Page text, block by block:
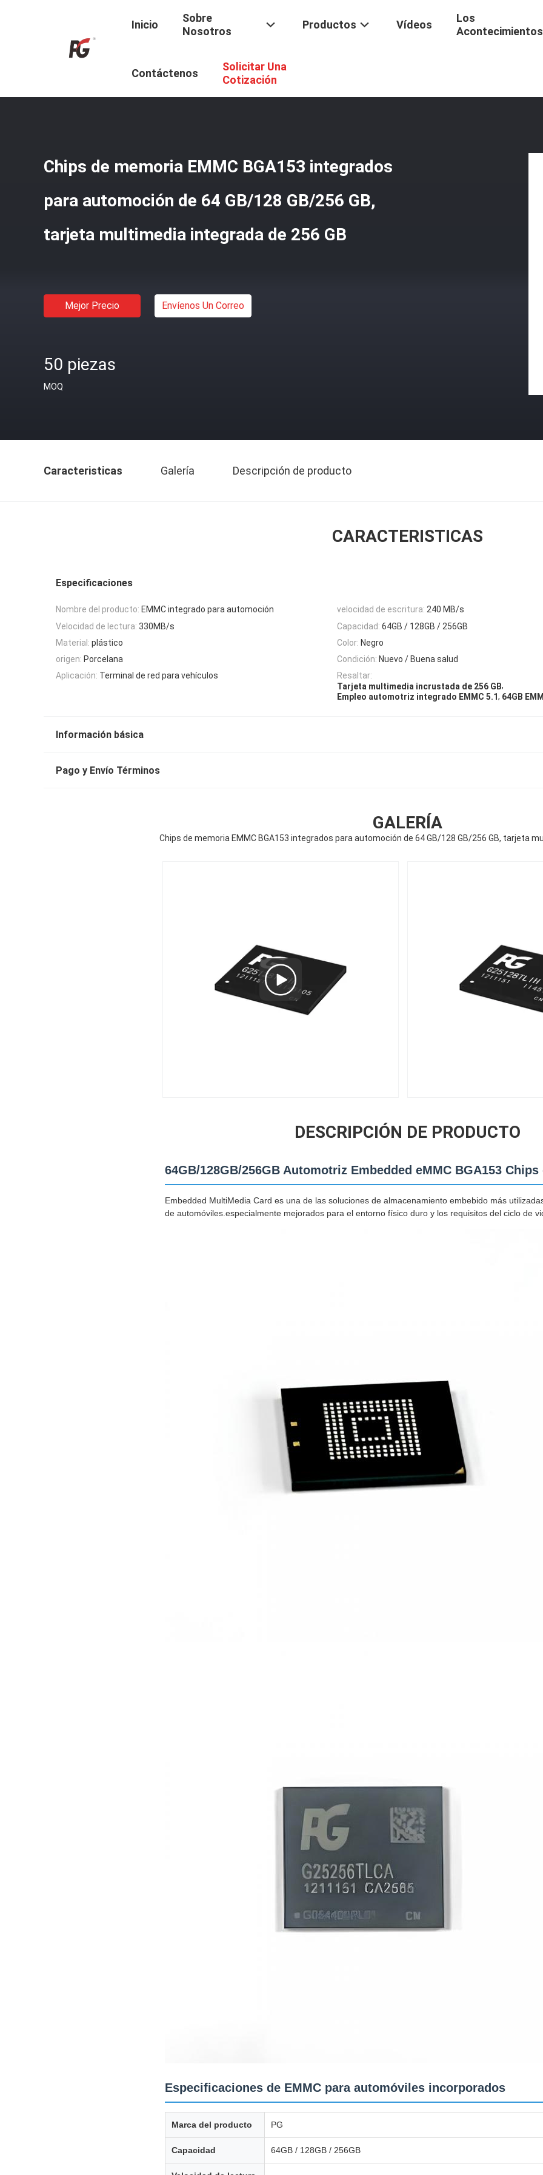
Inicio
Sobre
Nosotros
Productos Vídeos
Los
Acontecimientos
Contáctenos
Solicitar Una
Cotización
EMMC5.1 De Grado Automotriz / Chips De Memoria EMMC BGA153 Integrados Para Automoción De 64
Chips de memoria EMMC BGA153 integrados
para automoción de 64 GB/128 GB/256 GB,
tarjeta multimedia integrada de 256 GB
Mejor Precio Envíenos Un Correo
50 piezas
MOQ
Caracteristicas Galería Descripción de producto
CARACTERISTICAS
Especificaciones
Nombre del producto: EMMC integrado para automoción velocidad de escritura: 240 MB/s
Velocidad de lectura: 330MB/s Capacidad: 64GB / 128GB / 256GB
Material: plástico Color: Negro
origen: Porcelana Condición: Nuevo / Buena salud
Aplicación: Terminal de red para vehículos
Resaltar:
Tarjeta multimedia incrustada de 256 GB,
Empleo automotriz integrado EMMC 5.1, 64GB
Información básica
Pago y Envío Términos
GALERÍA
Chips de memoria EMMC BGA153 integrados para automoción de 64 GB/128 GB/256 GB, tarjeta
DESCRIPCIÓN DE PRODUCTO
64GB/128GB/256GB Automotriz Embedded eMMC BGA153
Embedded MultiMedia Card es una de las soluciones de almacenamiento embebido más
de automóviles.especialmente mejorados para el entorno físico duro y los requisitos del ciclo de
Especificaciones de EMMC para automóviles incorporados
Marca del producto PG
Capacidad 64GB / 128GB / 256GB